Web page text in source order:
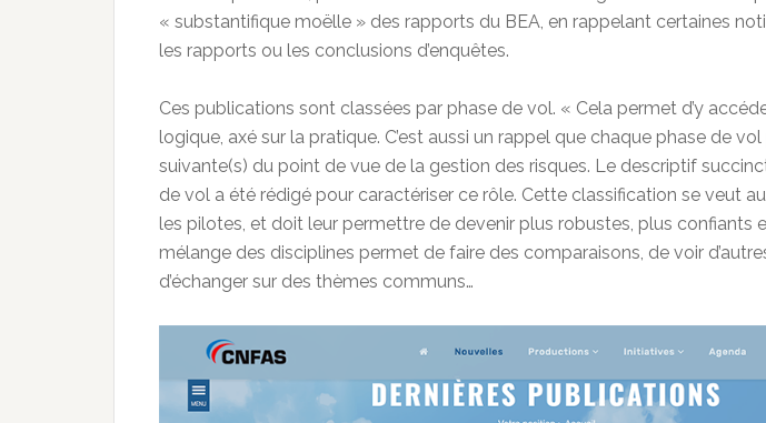
« substantifique moëlle » des rapports du BEA, en rappelant certaines
les rapports ou les conclusions d’enquêtes.
Ces publications sont classées par phase de vol. « Cela permet d’y
logique, axé sur la pratique. C’est aussi un rappel que chaque phase de
suivante(s) du point de vue de la gestion des risques. Le descriptif
de vol a été rédigé pour caractériser ce rôle. Cette classification se veut
les pilotes, et doit leur permettre de devenir plus robustes, plus confiants
mélange des disciplines permet de faire des comparaisons, de voir
d’échanger sur des thèmes communs…